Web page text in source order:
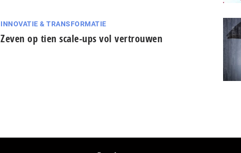
INNOVATIE & TRANSFORMATIE
Zeven op tien scale-ups vol vertrouwen